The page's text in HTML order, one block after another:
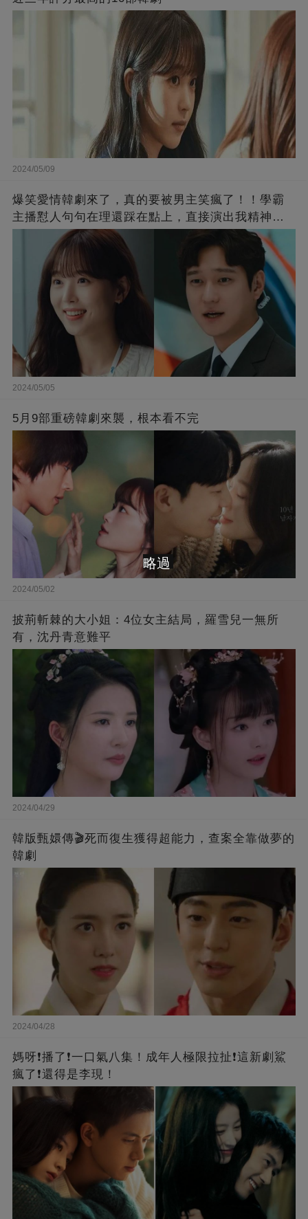
2024/05/09
爆笑愛情韓劇來了，真的要被男主笑瘋了！！學霸
主播懟人句句在理還踩在點上，直接演出我精神世
界的嘴替！
2024/05/05
5月9部重磅韓劇來襲，根本看不完
2024/05/02
披荊斬棘的大小姐：4位女主結局，羅雪兒一無所
有，沈丹青意難平
2024/04/29
韓版甄嬛傳🎬死而復生獲得超能力，查案全靠做夢的
韓劇
2024/04/28
媽呀❗️播了❗一口氣八集！成年人極限拉扯❗這新劇鯊
瘋了❗還得是李現！
略過